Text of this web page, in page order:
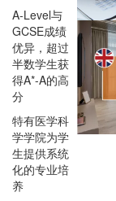
A-Level与
GCSE成绩
优异，超过
半数学生获
得A*-A的高
分
特有医学科
学学院为学
生提供系统
化的专业培
养